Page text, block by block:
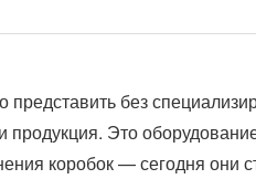
без
Это
коробок — сегодня они